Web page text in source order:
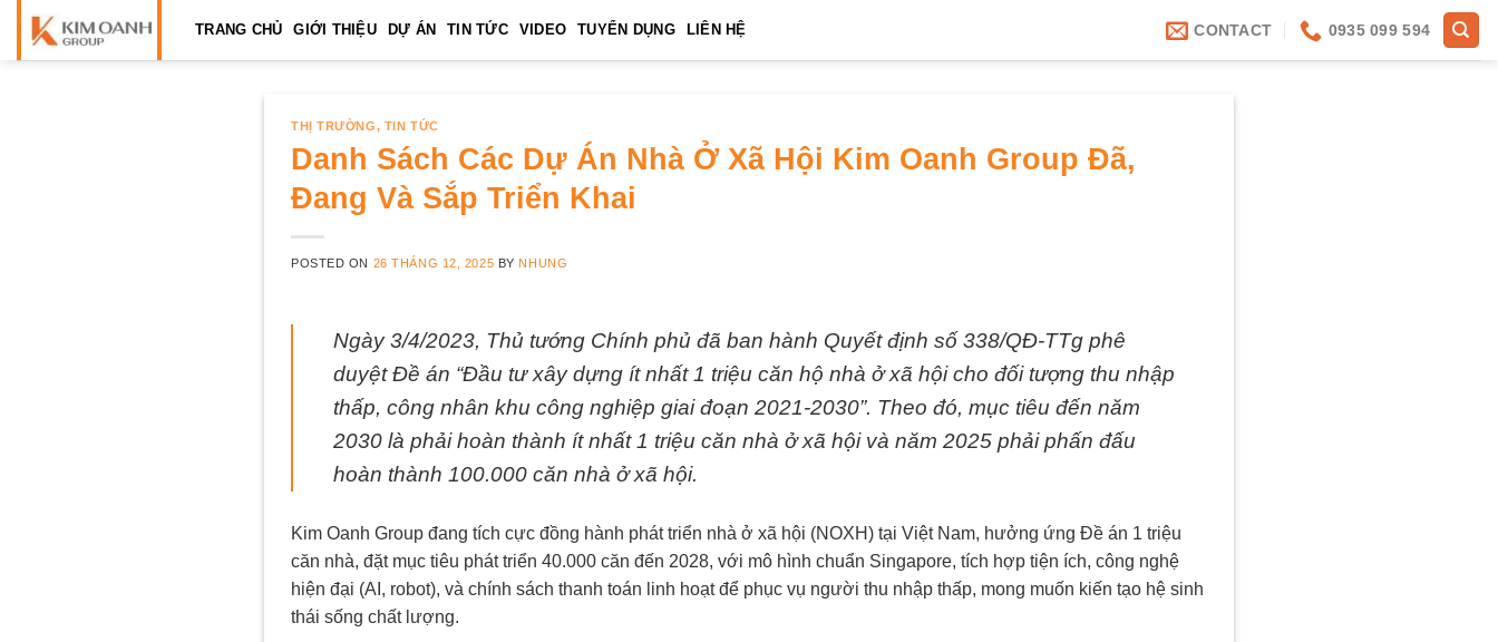
Skip
TRANG CHỦ GIỚI THIỆU DỰ ÁN TIN TỨC VIDEO TUYỂN DỤNG LIÊN HỆ CONTACT 0935 099 594
THỊ TRƯỜNG, TIN TỨC
Danh Sách Các Dự Án Nhà Ở Xã Hội Kim Oanh Group Đã,
Đang Và Sắp Triển Khai
POSTED ON 26 THÁNG 12, 2025 BY NHUNG
Ngày 3/4/2023, Thủ tướng Chính phủ đã ban hành Quyết định số 338/QĐ-TTg phê
duyệt Đề án “Đầu tư xây dựng ít nhất 1 triệu căn hộ nhà ở xã hội cho đối tượng thu nhập
thấp, công nhân khu công nghiệp giai đoạn 2021-2030”. Theo đó, mục tiêu đến năm
2030 là phải hoàn thành ít nhất 1 triệu căn nhà ở xã hội và năm 2025 phải phấn đấu
hoàn thành 100.000 căn nhà ở xã hội.
Kim Oanh Group đang tích cực đồng hành phát triển nhà ở xã hội (NOXH) tại Việt Nam, hưởng ứng Đề án 1 triệu
căn nhà, đặt mục tiêu phát triển 40.000 căn đến 2028, với mô hình chuẩn Singapore, tích hợp tiện ích, công nghệ
hiện đại (AI, robot), và chính sách thanh toán linh hoạt để phục vụ người thu nhập thấp, mong muốn kiến tạo hệ sinh
thái sống chất lượng.